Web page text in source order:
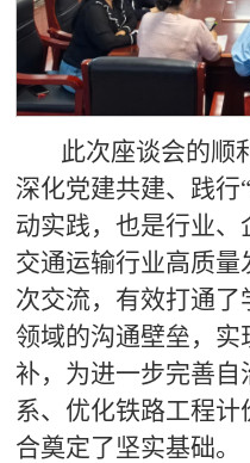
此次座谈会的顺
深化党建共建、践行
动实践，也是行业
交通运输行业高质
次交流，有效打通
领域的沟通壁垒，
补，为进一步完善
系、优化铁路工程
合奠定了坚实基础。